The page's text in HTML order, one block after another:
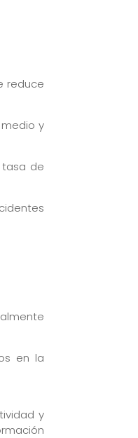
reduce
y
tasa de
en la
y